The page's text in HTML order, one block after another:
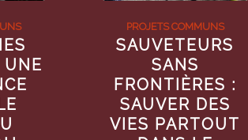
UNE
PROJETS COMMUNS
SAUVETEURS
SANS
FRONTIÈRES :
SAUVER DES
VIES PARTOUT